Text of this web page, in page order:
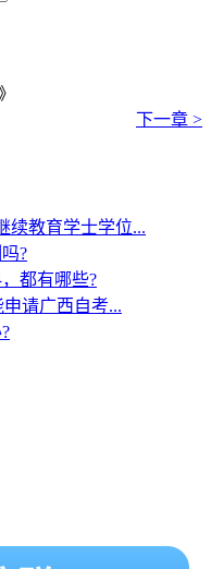
下一章 >
续教育学士学位...
?
都有哪些?
请广西自考...